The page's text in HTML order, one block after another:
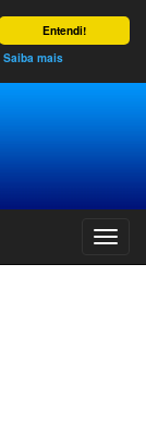
Entendi!
Saiba mais